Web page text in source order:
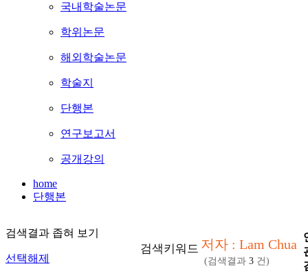
국내학술논문
학위논문
해외학술논문
학술지
단행본
연구보고서
공개강의
home
단행본
검색결과 좁혀 보기
선택해제
검색키워드 저자 : Lam Chua
(검색결과 3 건)